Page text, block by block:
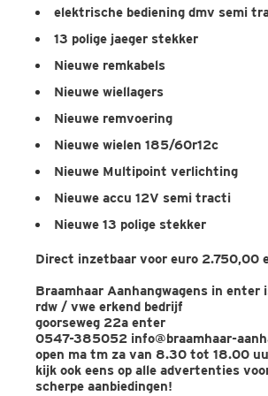
elektrische bediening dmv semi
13 polige jaeger stekker
Nieuwe remkabels
Nieuwe wiellagers
Nieuwe remvoering
Nieuwe wielen 185/60r12c
Nieuwe Multipoint verlichting
Nieuwe accu 12V semi tracti
Nieuwe 13 polige stekker
Direct inzetbaar voor euro 2.750,00
Braamhaar Aanhangwagens in enter
rdw / vwe erkend bedrijf
goorseweg 22a enter
0547-385052 info@braamhaar-
open ma tm za van 8.30 tot 18.00
kijk ook eens op alle advertenties
scherpe aanbiedingen!